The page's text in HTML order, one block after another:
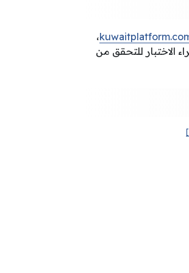
،
الاختبار للتحقق من